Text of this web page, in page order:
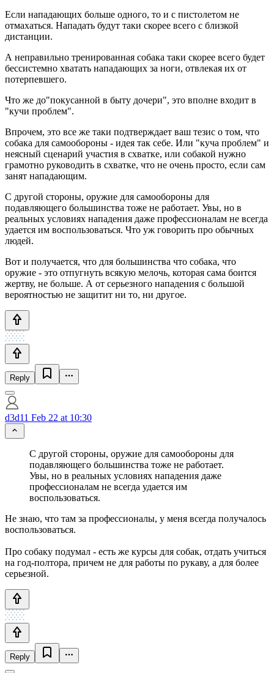
Если нападающих больше одного, то и с пистолетом не
отмахаться. Нападать будут таки скорее всего с близкой
дистанции.
А неправильно тренированная собака таки скорее всего будет
бессистемно хватать нападающих за ноги, отвлекая их от
потерпевшего.
Что же до"покусанной в быту дочери", это вполне входит в
"кучи проблем".
Впрочем, это все же таки подтверждает ваш тезис о том, что
собака для самообороны - идея так себе. Или "куча проблем" и
неясный сценарий участия в схватке, или собакой нужно
грамотно руководить в схватке, что не очень просто, если сам
занят нападающим.
С другой стороны, оружие для самообороны для
подавляющего большинства тоже не работает. Увы, но в
реальных условиях нападения даже профессионалам не всегда
удается им воспользоваться. Что уж говорить про обычных
людей.
Вот и получается, что для большинства что собака, что
оружие - это отпугнуть всякую мелочь, которая сама боится
жертву, не больше. А от серьезного нападения с большой
вероятностью не защитит ни то, ни другое.
Reply
d3d11 Feb 22 at 10:30
С другой стороны, оружие для самообороны для
подавляющего большинства тоже не работает.
Увы, но в реальных условиях нападения даже
профессионалам не всегда удается им
воспользоваться.
Не знаю, что там за профессионалы, у меня всегда получалось
воспользоваться.
Про собаку подумал - есть же курсы для собак, отдать учиться
на год-полтора, причем не для работы по рукаву, а для более
серьезной.
Reply